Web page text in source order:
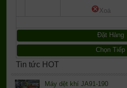
Xoá
Đặt Hàng
Chọn Tiếp
Tin tức HOT
Máy dệt khí JA91-190